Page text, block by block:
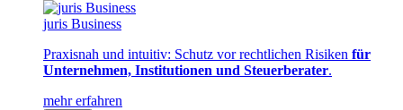
juris Business
Praxisnah und intuitiv: Schutz vor rechtlichen Risiken für
Unternehmen, Institutionen und Steuerberater.
mehr erfahren